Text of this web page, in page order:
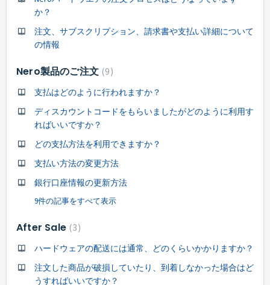
か？
注文、サブスクリプション、請求書や支払い詳細について
の情報
Nero製品のご注文 9
支払はどのように行われますか？
ディスカウントコードをもらいましたがどのように利用す
ればいいですか？
どの支払方法を利用できますか？
支払い方法の変更方法
銀行口座情報の更新方法
9件の記事をすべて表示
After Sale 3
ハードウェアの配送には通常、どのくらいかかりますか？
注文した商品が破損していたり、到着しなかった場合はど
うすればいいですか？